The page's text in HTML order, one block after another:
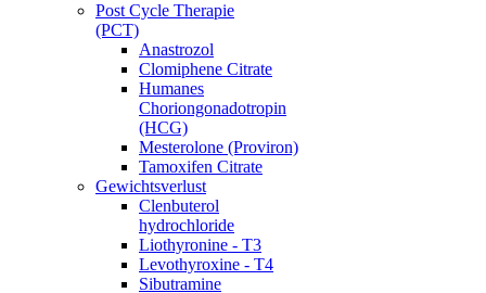
Post Cycle Therapie
(PCT)
Anastrozol
Clomiphene Citrate
Humanes
Choriongonadotropin
(HCG)
Mesterolone (Proviron)
Tamoxifen Citrate
Gewichtsverlust
Clenbuterol
hydrochloride
Liothyronine - T3
Levothyroxine - T4
Sibutramine